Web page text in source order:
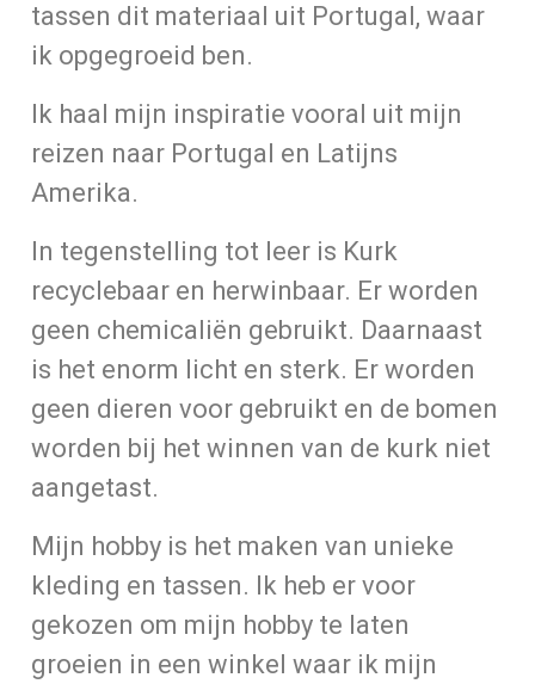
tassen dit materiaal uit Portugal, waar
ik opgegroeid ben.
Ik haal mijn inspiratie vooral uit mijn
reizen naar Portugal en Latijns
Amerika.
In tegenstelling tot leer is Kurk
recyclebaar en herwinbaar. Er worden
geen chemicaliën gebruikt. Daarnaast
is het enorm licht en sterk. Er worden
geen dieren voor gebruikt en de bomen
worden bij het winnen van de kurk niet
aangetast.
Mijn hobby is het maken van unieke
kleding en tassen. Ik heb er voor
gekozen om mijn hobby te laten
groeien in een winkel waar ik mijn